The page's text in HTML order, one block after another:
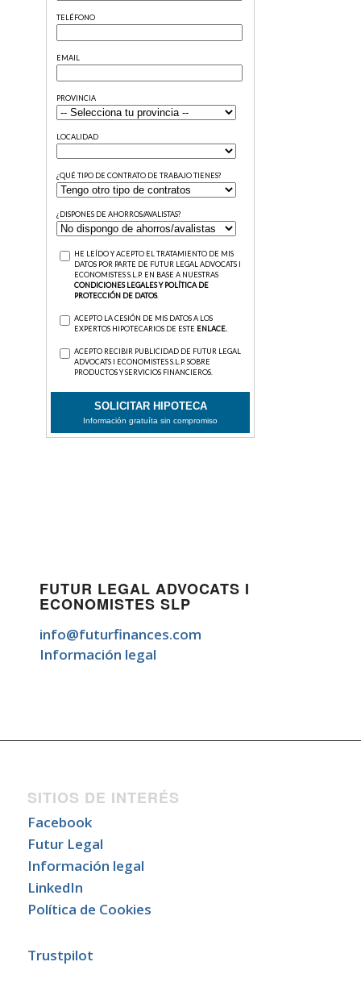
FUTUR LEGAL ADVOCATS I
ECONOMISTES SLP
info@futurfinances.com
Información legal
SITIOS DE INTERÉS
Facebook
Futur Legal
Información legal
LinkedIn
Política de Cookies
Trustpilot